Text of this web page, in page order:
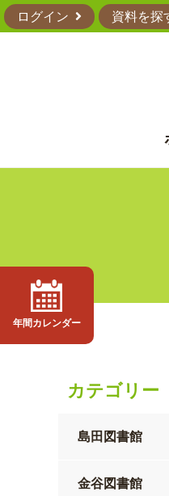
ログイン 資料を探
年間カレンダー
カテゴリー
島田図書館
金谷図書館